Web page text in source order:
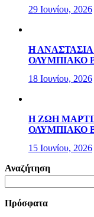
29 Ιουνίου, 2026
Η
ΟΛΥΜΠΙΑΚΟ
18 Ιουνίου, 2026
Η ΖΩΗ
ΟΛΥΜΠΙΑΚΟ
15 Ιουνίου, 2026
Αναζήτηση
Πρόσφατα